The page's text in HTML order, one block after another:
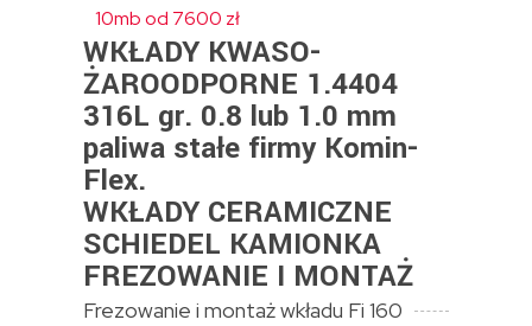
10mb od 7600 zł
WKŁADY KWASO-
ŻAROODPORNE 1.4404
316L gr. 0.8 lub 1.0 mm
paliwa stałe firmy Komin-
Flex.
WKŁADY CERAMICZNE
SCHIEDEL KAMIONKA
FREZOWANIE I MONTAŻ
Frezowanie i montaż wkładu Fi 160